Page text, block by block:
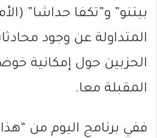
بيتنو” و”تكفا حداشا”
المتداولة عن وجود
الحزبين حول إمكانية
المقبلة معا.
ففي برنامج اليوم من